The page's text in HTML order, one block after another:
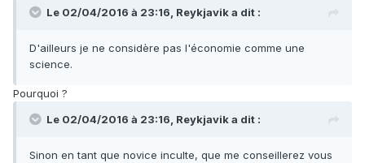
Le 02/04/2016 à 23:16, Reykjavik a dit :
D'ailleurs je ne considère pas l'économie comme une
science.
Pourquoi ?
Le 02/04/2016 à 23:16, Reykjavik a dit :
Sinon en tant que novice inculte, que me conseillerez vous